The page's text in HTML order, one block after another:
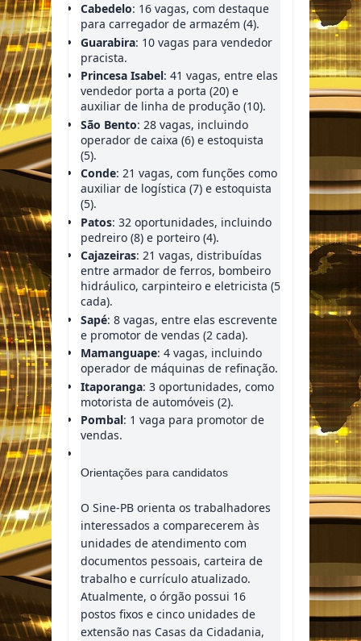
Cabedelo: 16 vagas, com destaque
para carregador de armazém (4).
Guarabira: 10 vagas para vendedor
pracista.
Princesa Isabel: 41 vagas, entre elas
vendedor porta a porta (20) e
auxiliar de linha de produção (10).
São Bento: 28 vagas, incluindo
operador de caixa (6) e estoquista
(5).
Conde: 21 vagas, com funções como
auxiliar de logística (7) e estoquista
(5).
Patos: 32 oportunidades, incluindo
pedreiro (8) e porteiro (4).
Cajazeiras: 21 vagas, distribuídas
entre armador de ferros, bombeiro
hidráulico, carpinteiro e eletricista (5
cada).
Sapé: 8 vagas, entre elas escrevente
e promotor de vendas (2 cada).
Mamanguape: 4 vagas, incluindo
operador de máquinas de refinação.
Itaporanga: 3 oportunidades, como
motorista de automóveis (2).
Pombal: 1 vaga para promotor de
vendas.
Orientações para candidatos
O Sine-PB orienta os trabalhadores
interessados a comparecerem às
unidades de atendimento com
documentos pessoais, carteira de
trabalho e currículo atualizado.
Atualmente, o órgão possui 16
postos fixos e cinco unidades de
extensão nas Casas da Cidadania,